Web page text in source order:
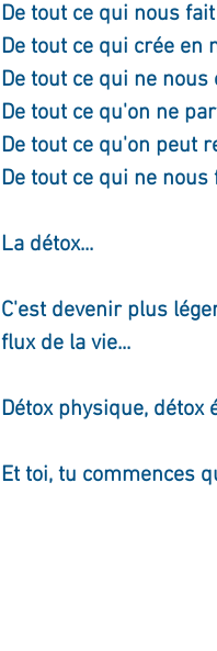
De tout ce qui nous
De tout ce qui crée en
De tout ce qui ne
De tout ce qu'on ne
De tout ce qu'on peut
De tout ce qui ne
La détox...
C'est devenir plus
flux de la vie...
Détox physique, détox
Et toi, tu commences